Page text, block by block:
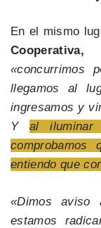
En el mismo
Cooperativa,
«concurrimos
llegamos al
ingresamos y
Y al iluminar
comprobamos
entiendo que
«Dimos
estamos